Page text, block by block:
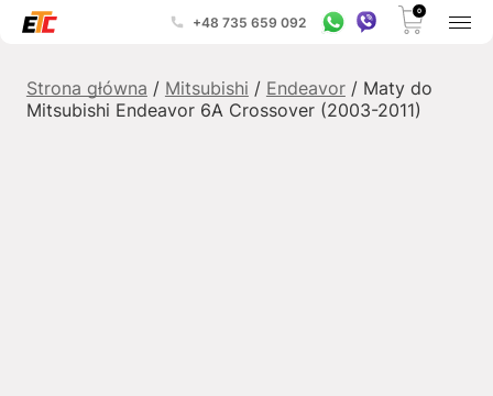
+48 735 659 092
0
Strona główna / Mitsubishi / Endeavor/ Maty do
Mitsubishi Endeavor 6A Crossover (2003-2011)